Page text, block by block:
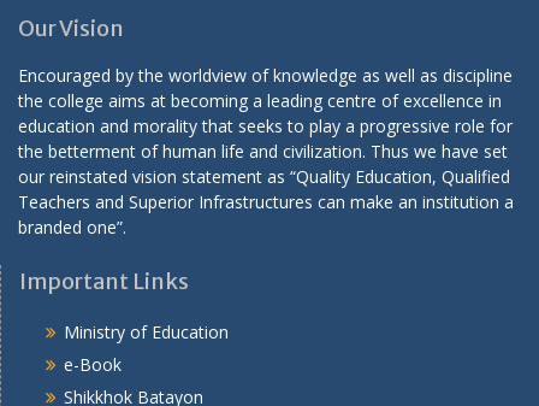
Our Vision
Encouraged by the worldview of knowledge as well as discipline
the college aims at becoming a leading centre of excellence in
education and morality that seeks to play a progressive role for
the betterment of human life and civilization. Thus we have set
our reinstated vision statement as “Quality Education, Qualified
Teachers and Superior Infrastructures can make an institution a
branded one”.
Important Links
Ministry of Education
e-Book
Shikkhok Batayon